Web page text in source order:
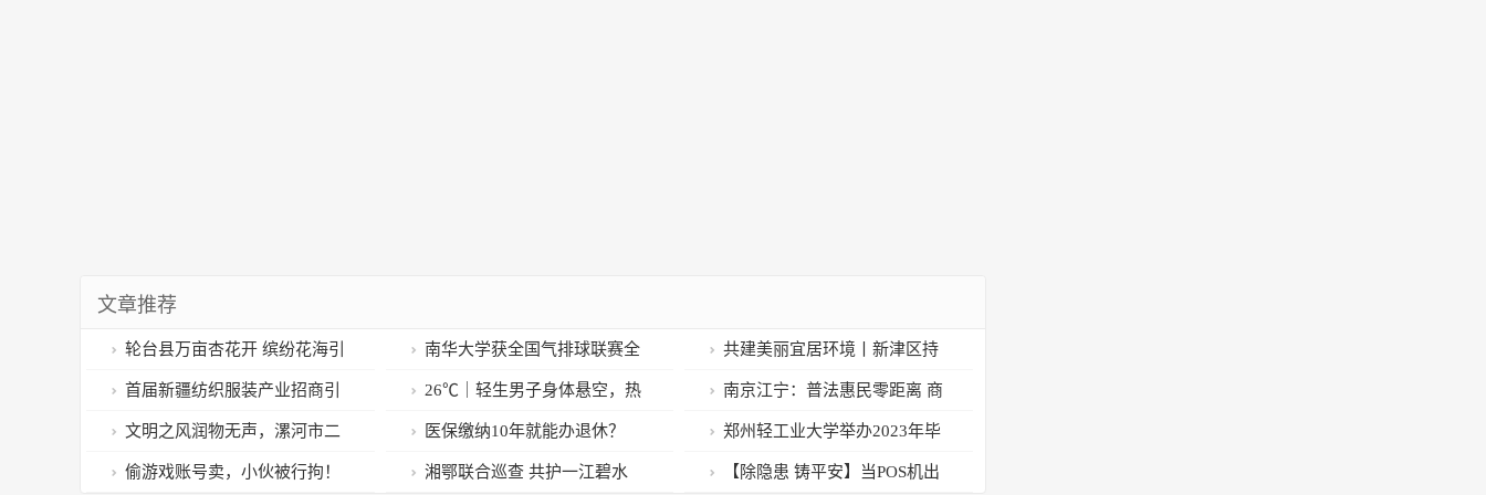
文章推荐
轮台县万亩杏花开 缤纷花海引
客来
南华大学获全国气排球联赛全
国总冠军
共建美丽宜居环境丨新津区持
续开展全员卫生大扫除活动
首届新疆纺织服装产业招商引
资推介会签约185亿元
26℃｜轻生男子身体悬空，热
心市民合力拽回
南京江宁：普法惠民零距离 商
务青年在行动
文明之风润物无声，漯河市二
实小退休教师赵自林拾金不昧
医保缴纳10年就能办退休？ 郑州轻工业大学举办2023年毕
业生综合类供需见面会
偷游戏账号卖，小伙被行拘！ 湘鄂联合巡查 共护一江碧水 【除隐患 铸平安】当POS机出